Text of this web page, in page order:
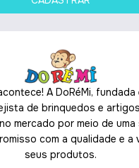
A DoRéMi, fundada
de brinquedos e
mercado por meio de uma
com a qualidade e a
seus produtos.